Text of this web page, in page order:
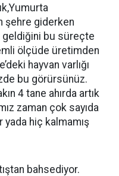
şehre giderken
bu süreçte
ölçüde üretimden
hayvan varlığı
bu görürsünüz.
4 tane ahırda artık
zaman çok sayıda
yada hiç kalmamış
bahsediyor.